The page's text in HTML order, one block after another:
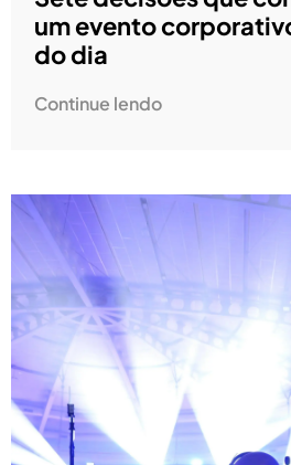
um evento
do dia
Continue lendo